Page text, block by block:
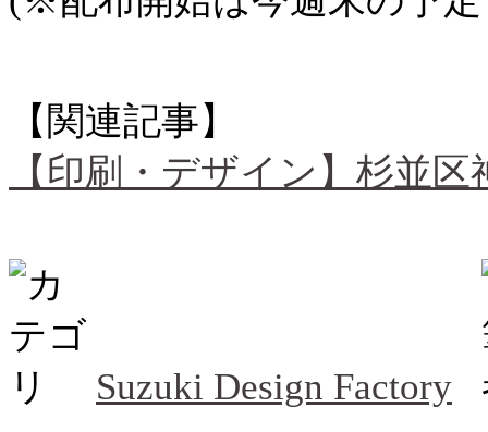
【関連記事】
【印刷・デザイン】杉並
Suzuki Design Factory